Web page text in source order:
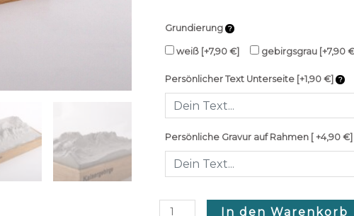
Grundierung
weiß [+7,90 €] gebirgsgrau [+7,90
Persönlicher Text Unterseite [+1,90 €]
Persönliche Gravur auf Rahmen [ +4,90
In den Warenkorb